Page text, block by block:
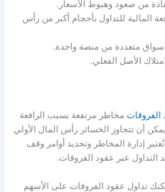
من صعود وهبوط الأسعار.
المالية للتداول بأحجام أكبر من رأس
متعددة من منصة واحدة.
الأصل الفعلي.
الفروقاتمخاطر مرتفعة بسبب الرافعة
يمكن أن تتجاوز الخسائر رأس المال الأولي
إدارة المخاطر وتحديد أوامر وقف
التداول عبر عقود الفروقات.
تداول عقود الفروقات على الأسهم